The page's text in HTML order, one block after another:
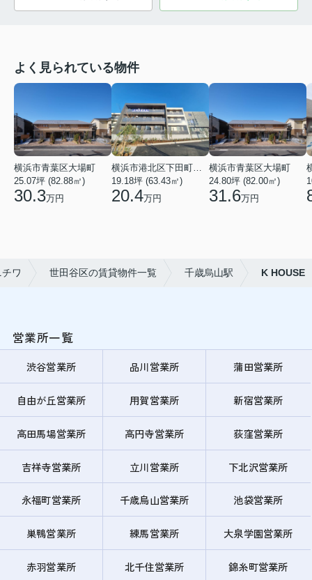
よく見られている物件
横浜市青葉区大場町
25.07坪 (82.88㎡)
30.3万円
19.18坪 (63.43㎡)
20.4万円
横浜市青葉区大場町
24.80坪 (82.00㎡)
31.6万円
ワ 世田谷区の賃貸物件一覧 千歳烏山駅 K HOUSE
営業所一覧
渋谷営業所 品川営業所 蒲田営業所
自由が丘営業所 用賀営業所 新宿営業所
高田馬場営業所 高円寺営業所 荻窪営業所
吉祥寺営業所 立川営業所 下北沢営業所
永福町営業所 千歳烏山営業所 池袋営業所
巣鴨営業所 練馬営業所 大泉学園営業所
赤羽営業所 北千住営業所 錦糸町営業所